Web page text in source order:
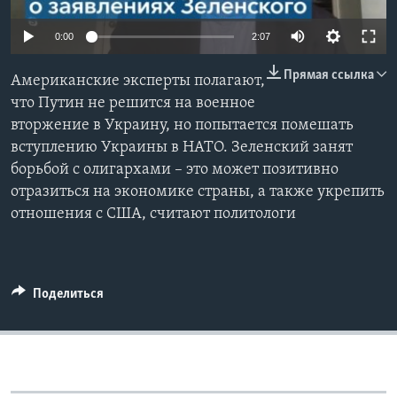
Learning English
СОЦИАЛЬНЫЕ СЕТИ
Языки
0:00 2:07
Прямая ссылка
Американские эксперты полагают,
что Путин не решится на военное
вторжение в Украину, но попытается помешать
вступлению Украины в НАТО. Зеленский занят
борьбой с олигархами – это может позитивно
отразиться на экономике страны, а также укрепить
отношения с США, считают политологи
Поделиться